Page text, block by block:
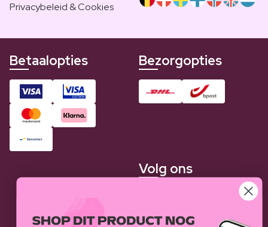
Privacybeleid & Cookies
Betaalopties Bezorgopties
Volg ons